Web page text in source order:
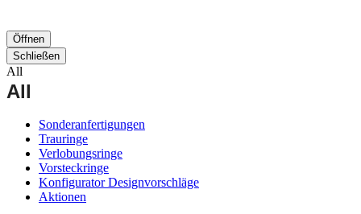
Öffnen
Schließen
All
All
Sonderanfertigungen
Trauringe
Verlobungsringe
Vorsteckringe
Konfigurator Designvorschläge
Aktionen